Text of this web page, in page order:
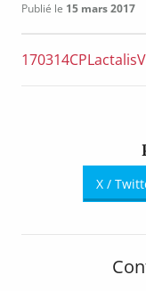
Publié le 15 mars 2017
X /